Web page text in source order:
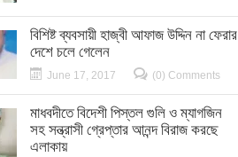
বিশিষ্ট ব্যবসায়ী হাজ্বী আফাজ উদ্দিন না ফেরার
দেশে চলে গেলেন
June 17, 2017 (0) Comments
মাধবদীতে বিদেশী পিস্তল গুলি ও ম্যাগজিন
সহ সন্ত্রাসী গ্রেপ্তার আনন্দ বিরাজ করছে
এলাকায়